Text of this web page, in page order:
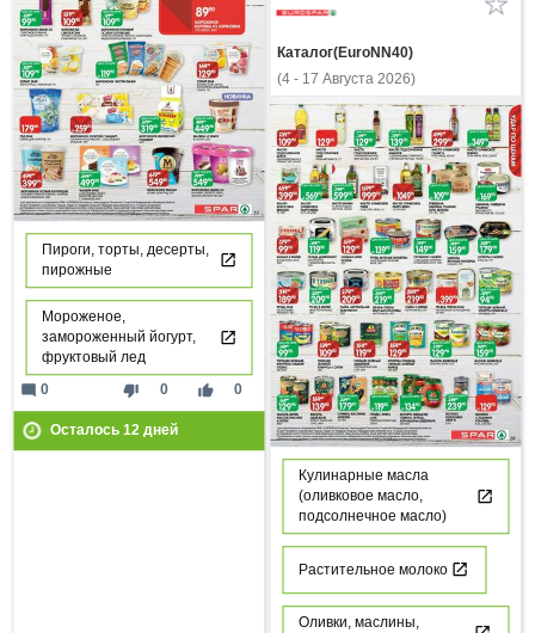
Пироги, торты, десерты,
пирожные
Мороженое,
замороженный йогурт,
фруктовый лед
thumb_down 0 thumb_up 0
mode_comment 0
Осталось 12дней
Каталог(EuroNN40)
(4 - 17 Августа 2026)
Кулинарные масла
(оливковое масло,
подсолнечное масло)
Растительное молоко
Оливки, маслины,